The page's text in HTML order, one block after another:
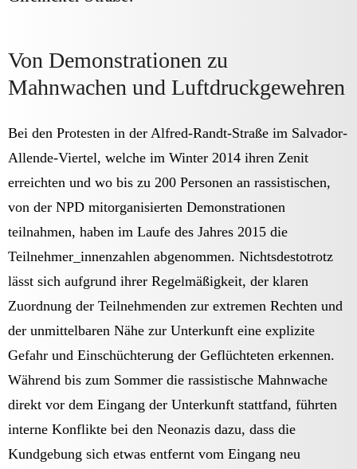
Von Demonstrationen zu
Mahnwachen und Luftdruckgewehren
Bei den Protesten in der Alfred-Randt-Straße im Salvador-
Allende-Viertel, welche im Winter 2014 ihren Zenit
erreichten und wo bis zu 200 Personen an rassistischen,
von der NPD mitorganisierten Demonstrationen
teilnahmen, haben im Laufe des Jahres 2015 die
Teilnehmer_innenzahlen abgenommen. Nichtsdestotrotz
lässt sich aufgrund ihrer Regelmäßigkeit, der klaren
Zuordnung der Teilnehmenden zur extremen Rechten und
der unmittelbaren Nähe zur Unterkunft eine explizite
Gefahr und Einschüchterung der Geflüchteten erkennen.
Während bis zum Sommer die rassistische Mahnwache
direkt vor dem Eingang der Unterkunft stattfand, führten
interne Konflikte bei den Neonazis dazu, dass die
Kundgebung sich etwas entfernt vom Eingang neu